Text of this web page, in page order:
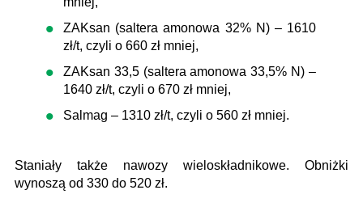
ZAKsan (saltera amonowa 32% N) – 1610
zł/t, czyli o 660 zł mniej,
ZAKsan 33,5 (saltera amonowa 33,5% N) –
1640 zł/t, czyli o 670 zł mniej,
Salmag – 1310 zł/t, czyli o 560 zł mniej.
Staniały także nawozy wieloskładnikowe. Obniżki
wynoszą od 330 do 520 zł.